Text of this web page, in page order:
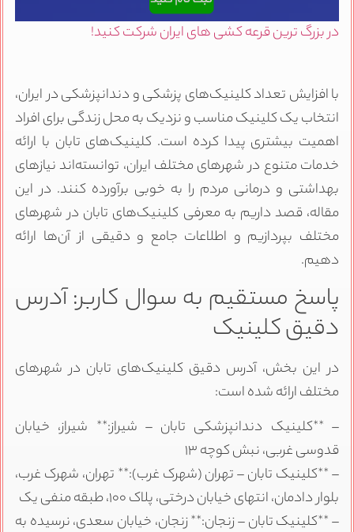
در بزرگ ترین قرعه کشی های ایران شرکت کنید!
با افزایش تعداد کلینیک‌های پزشکی و دندانپزشکی در ایران،
انتخاب یک کلینیک مناسب و نزدیک به محل زندگی برای افراد
اهمیت بیشتری پیدا کرده است. کلینیک‌های تابان با ارائه
خدمات متنوع در شهرهای مختلف ایران، توانسته‌اند نیازهای
بهداشتی و درمانی مردم را به خوبی برآورده کنند. در این
مقاله، قصد داریم به معرفی کلینیک‌های تابان در شهرهای
مختلف بپردازیم و اطلاعات جامع و دقیقی از آن‌ها ارائه
دهیم.
پاسخ مستقیم به سوال کاربر: آدرس
دقیق کلینیک
در این بخش، آدرس دقیق کلینیک‌های تابان در شهرهای
مختلف ارائه شده است:
– **کلینیک دندانپزشکی تابان – شیراز:** شیراز، خیابان
قدوسی غربی، نبش کوچه ۱۳
– **کلینیک تابان – تهران (شهرک غرب):** تهران، شهرک غرب،
بلوار دادمان، انتهای خیابان درختی، پلاک ۱۰۰، طبقه منفی یک
– **کلینیک تابان – زنجان:** زنجان، خیابان سعدی، نرسیده به